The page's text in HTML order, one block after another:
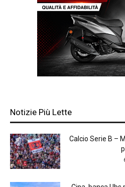
Notizie Più Lette
Calcio Serie B –